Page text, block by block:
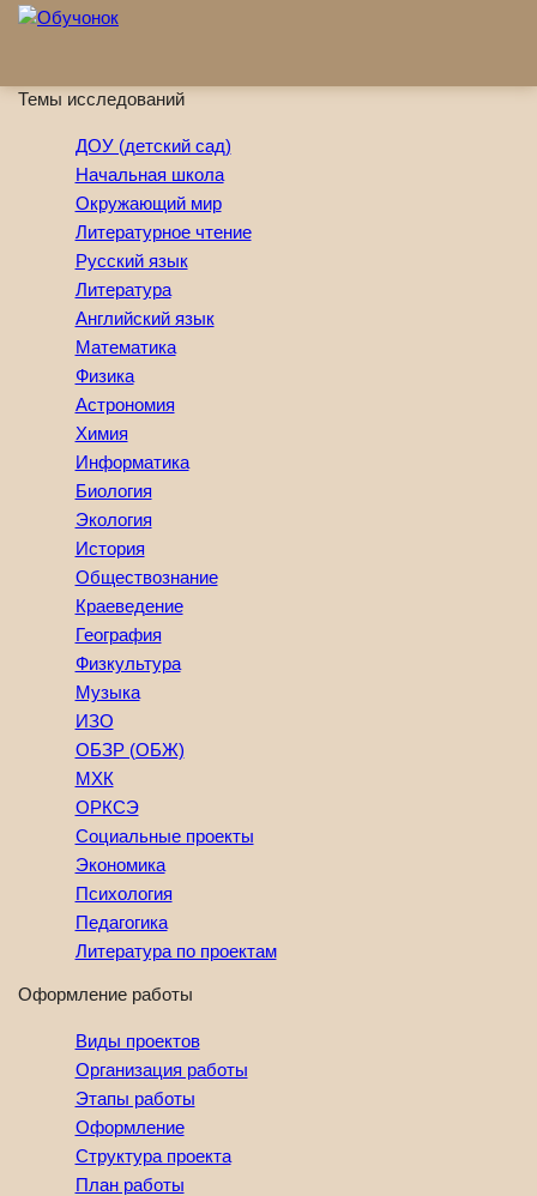
Перейти к основному содержанию
Темы исследований
ДОУ (детский сад)
Начальная школа
Окружающий мир
Литературное чтение
Русский язык
Литература
Английский язык
Математика
Физика
Астрономия
Химия
Информатика
Биология
Экология
История
Обществознание
Краеведение
География
Физкультура
Музыка
ИЗО
ОБЗР (ОБЖ)
МХК
ОРКСЭ
Социальные проекты
Экономика
Психология
Педагогика
Литература по проектам
Оформление работы
Виды проектов
Организация работы
Этапы работы
Оформление
Структура проекта
План работы